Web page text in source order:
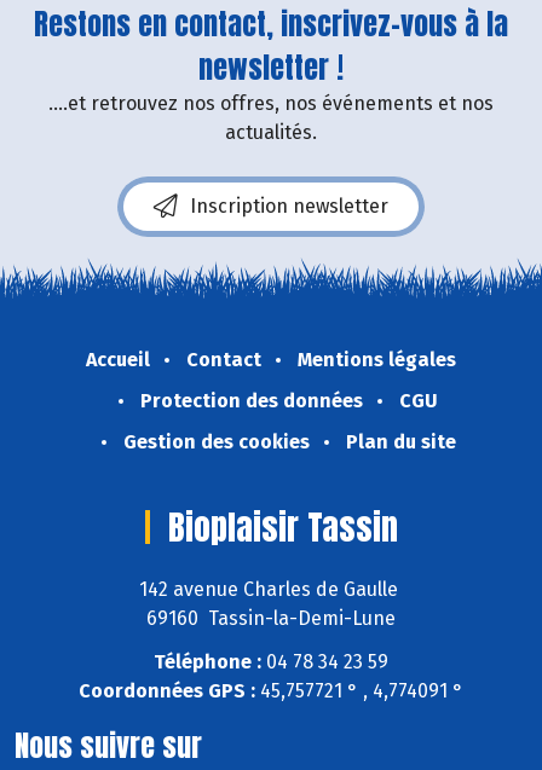
Restons en contact, inscrivez-vous à la
newsletter !
....et retrouvez nos offres, nos événements et nos
actualités.
Inscription newsletter
Accueil Contact
Mentions légales
Protection des données
CGU
Gestion des cookies
Plan du site
Bioplaisir Tassin
142 avenue Charles de Gaulle
69160 Tassin-la-Demi-Lune
Téléphone : 04 78 34 23 59
Coordonnées GPS : 45,757721 ° , 4,774091 °
Nous suivre sur